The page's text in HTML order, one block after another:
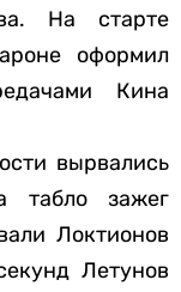
На старте
оформил
Кина
вырвались
зажег
Локтионов
Летунов